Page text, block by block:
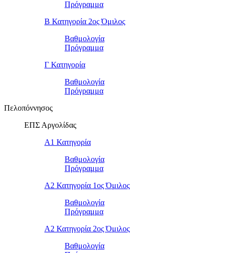
Πρόγραμμα
Β Κατηγορία 2ος Όμιλος
Βαθμολογία
Πρόγραμμα
Γ Κατηγορία
Βαθμολογία
Πρόγραμμα
Πελοπόννησος
ΕΠΣ Αργολίδας
Α1 Κατηγορία
Βαθμολογία
Πρόγραμμα
Α2 Κατηγορία 1ος Όμιλος
Βαθμολογία
Πρόγραμμα
Α2 Κατηγορία 2ος Όμιλος
Βαθμολογία